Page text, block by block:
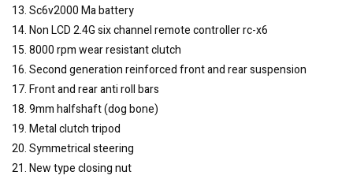
13. Sc6v2000 Ma battery
14. Non LCD 2.4G six channel remote controller rc-x6
15. 8000 rpm wear resistant clutch
16. Second generation reinforced front and rear suspension
17. Front and rear anti roll bars
18. 9mm halfshaft (dog bone)
19. Metal clutch tripod
20. Symmetrical steering
21. New type closing nut